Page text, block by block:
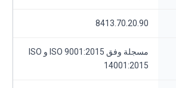
8413.70.20.90
مسجلة وفق ISO 9001:2015 و ISO
14001:2015